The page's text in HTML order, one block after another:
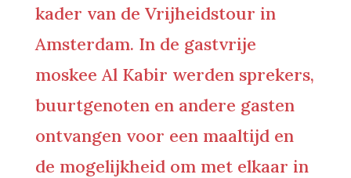
kader van de Vrijheidstour in
Amsterdam. In de gastvrije
moskee Al Kabir werden sprekers,
buurtgenoten en andere gasten
ontvangen voor een maaltijd en
de mogelijkheid om met elkaar in